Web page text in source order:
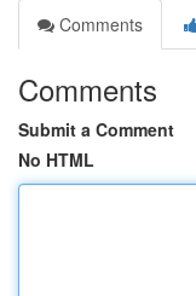
Comments
Comments
Submit a Comment
No HTML